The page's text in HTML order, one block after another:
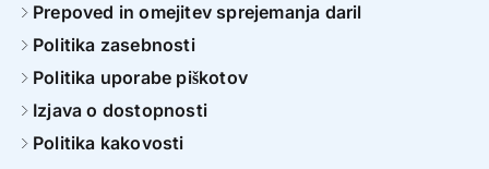
Prepoved in omejitev sprejemanja daril
Politika zasebnosti
Politika uporabe piškotov
Izjava o dostopnosti
Politika kakovosti